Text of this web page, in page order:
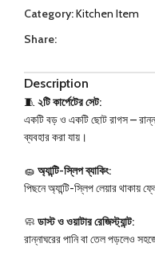
Category:Kitchen Item
Share:
Description
🧵২টি কার্পেটের সেট:
একটি বড় ও একটি ছোট রাগস –
ব্যবহার করা যায়।
🧽 অ্যান্টি-স্লিপ ব্যাকিং:
পিছনে অ্যান্টি-স্লিপ লেয়ার থাকায়
🧼 ডাস্ট ও ওয়াটার রেজিস্ট্যান্ট:
রান্নাঘরের পানি বা তেল পড়লেও